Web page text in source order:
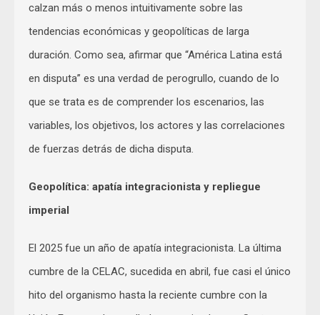
calzan más o menos intuitivamente sobre las
tendencias económicas y geopolíticas de larga
duración. Como sea, afirmar que “América Latina está
en disputa” es una verdad de perogrullo, cuando de lo
que se trata es de comprender los escenarios, las
variables, los objetivos, los actores y las correlaciones
de fuerzas detrás de dicha disputa.
Geopolítica: apatía integracionista y repliegue
imperial
El 2025 fue un año de apatía integracionista. La última
cumbre de la CELAC, sucedida en abril, fue casi el único
hito del organismo hasta la reciente cumbre con la